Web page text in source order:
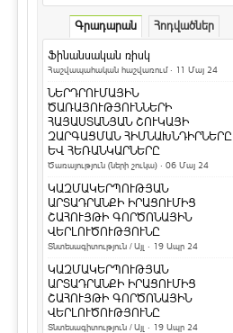
Ի՞նչ դաջվածքներ են
նախընտրում հայերը և
արդյո՞ք հասկանու...
Երկնագույն աչքերով կատուն
համացանցի աստղ է դարձել
Տեսանյութեր / Ֆոտո
Ամանոր 2016` Կարմիր կամ Կրակե
Տոներ և օրեր
Կենդանակերպի
ամենա-ամենա
նշանները. իմացիր, թե
ինչով ես ...
Հասարակություն
4 հարց մտավոր կարողությունները
ստուգելու համար
Գրադարան Հոդվածներ
Ֆինանսական ռիսկ
Հաշվապահական հաշվառում· 11 Մայ 24
ՆԵՐԴՐՈՒՄԱՅԻՆ
ԾԱՌԱՅՈՒԹՅՈՒՆՆԵՐԻ
ՀԱՅԱՍՏԱՆՅԱՆ ՇՈՒԿԱՅԻ
ԶԱՐԳԱՑՄԱՆ ՀԻՄՆԱԽՆԴԻՐՆԵՐԸ
ԵՎ ՀԵՌԱՆԿԱՐՆԵՐԸ
Ծառայություն (ների շուկա) · 06 Մայ 24
ԿԱԶՄԱԿԵՐՊՈՒԹՅԱՆ
ԱՐՏԱԴՐԱՆՔԻ ԻՐԱՑՈՒՄԻՑ
ՇԱՀՈՒՅԹԻ ԳՈՐԾՈՆԱՅԻՆ
ՎԵՐԼՈՒԾՈՒԹՅՈՒՆԸ
Տնտեսագիտություն / Այլ · 19 Ապր 24
ԿԱԶՄԱԿԵՐՊՈՒԹՅԱՆ
ԱՐՏԱԴՐԱՆՔԻ ԻՐԱՑՈՒՄԻՑ
ՇԱՀՈՒՅԹԻ ԳՈՐԾՈՆԱՅԻՆ
ՎԵՐԼՈՒԾՈՒԹՅՈՒՆԸ
Տնտեսագիտություն / Այլ · 19 Ապր 24